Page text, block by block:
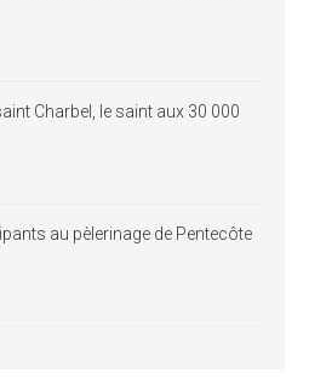
Charbel, le saint aux 30 000
au pèlerinage de Pentecôte